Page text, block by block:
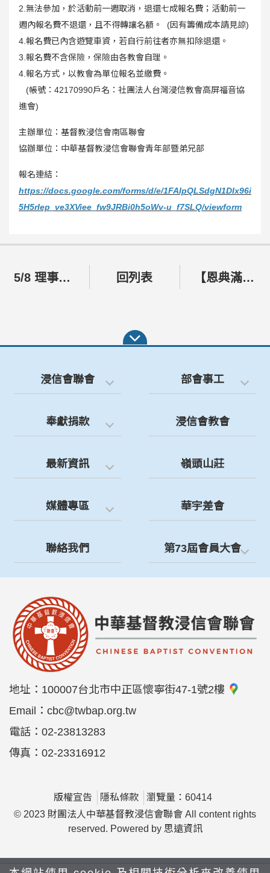
2.無法參加，於活動前一週取消，退還七成報名費；活動前一
週內報名費不退還，且不得轉讓名額。 (因有籌備成本請見諒)
4.報名費已內含遊覽車資，若自行前往者亦無扣除退還。
3.報名費不含保險，保險由各教會自理。
4.報名方式，以教會為單位報名並繳費。
(帳號：42170990戶名：社團法人台灣浸信教會高屏福音協
進會)
主辦單位：基督教浸信會南區聯會
協辦單位：中華基督教浸信會聯會青年部暨弟兄部
報名連結：
https://docs.google.com/forms/d/e/1FAIpQLSdgN1DIx96i
5H5rIep_ve3XViee_fw9JRBi0h5oWv-u_f7SLQ/viewform
5/8 理事長林牧師與兩位核心同工張主任及陳主任拜訪浸聯會總幹事楊牧師及師母 回列表 【恩典滿溢！北東區千人聯合聚會，同心合意興旺福音】
浸信會聯會 部會事工
奉獻捐款 浸信會教會
最新資訊 嶺頭山莊
媒體專區 華宇差會
聯絡我們 第73屆會員大會
地址： 100007台北市中正區懷寧街47-1號2樓
Email： cbc@twbap.org.tw
電話： 02-23813283
傳真： 02-23316912
版權宣告 隱私條款
瀏覽量：60414
© 2023 財團法人中華基督教浸信會聯會 All content rights
reserved. Powered by 思遠資訊